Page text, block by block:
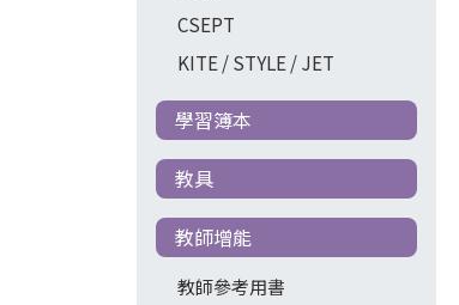
CSEPT
KITE / STYLE / JET
學習簿本
教具
教師增能
教師參考用書